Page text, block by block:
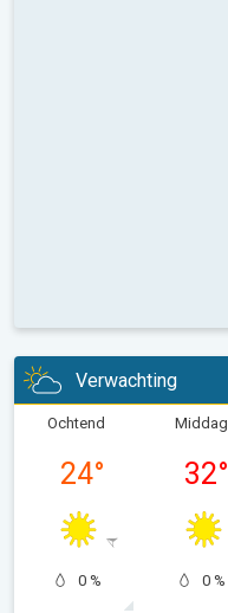
Verwachting
Ochtend
24°
0 %
Middag
32°
0 %